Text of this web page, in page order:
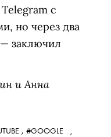
c
но через два
— заключил
и Анна
, #GOOGLE
,